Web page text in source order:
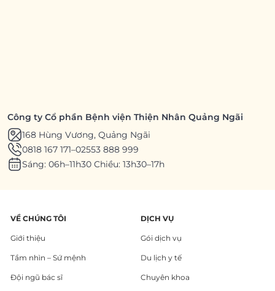
Công ty Cổ phần Bệnh viện Thiện Nhân Quảng Ngãi
168 Hùng Vương, Quảng Ngãi
0818 167 171–02553 888 999
Sáng: 06h–11h30 Chiều: 13h30–17h
VỀ CHÚNG TÔI
Giới thiệu
Tầm nhìn – Sứ mệnh
Đội ngũ bác sĩ
DỊCH VỤ
Gói dịch vụ
Du lịch y tế
Chuyên khoa